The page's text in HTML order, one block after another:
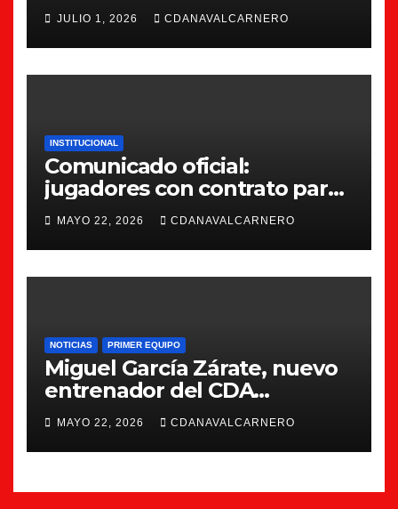
JULIO 1, 2026 CDANAVALCARNERO
INSTITUCIONAL
Comunicado oficial:
jugadores con contrato para
la 26/27
MAYO 22, 2026 CDANAVALCARNERO
NOTICIAS PRIMER EQUIPO
Miguel García Zárate, nuevo
entrenador del CDA
Navalcarnero
MAYO 22, 2026 CDANAVALCARNERO